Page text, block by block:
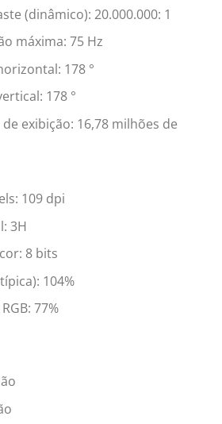
(dinâmico): 20.000.000: 1
máxima: 75 Hz
178 °
178 °
exibição: 16,78 milhões de
109 dpi
3H
8 bits
104%
77%